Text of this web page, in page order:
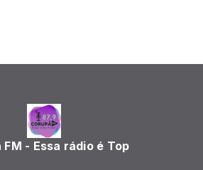
FM - Essa rádio é Top